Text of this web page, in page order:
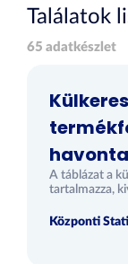
Találatok
65 adatkészlet
A táblázat a
tartalmazza,
Központi